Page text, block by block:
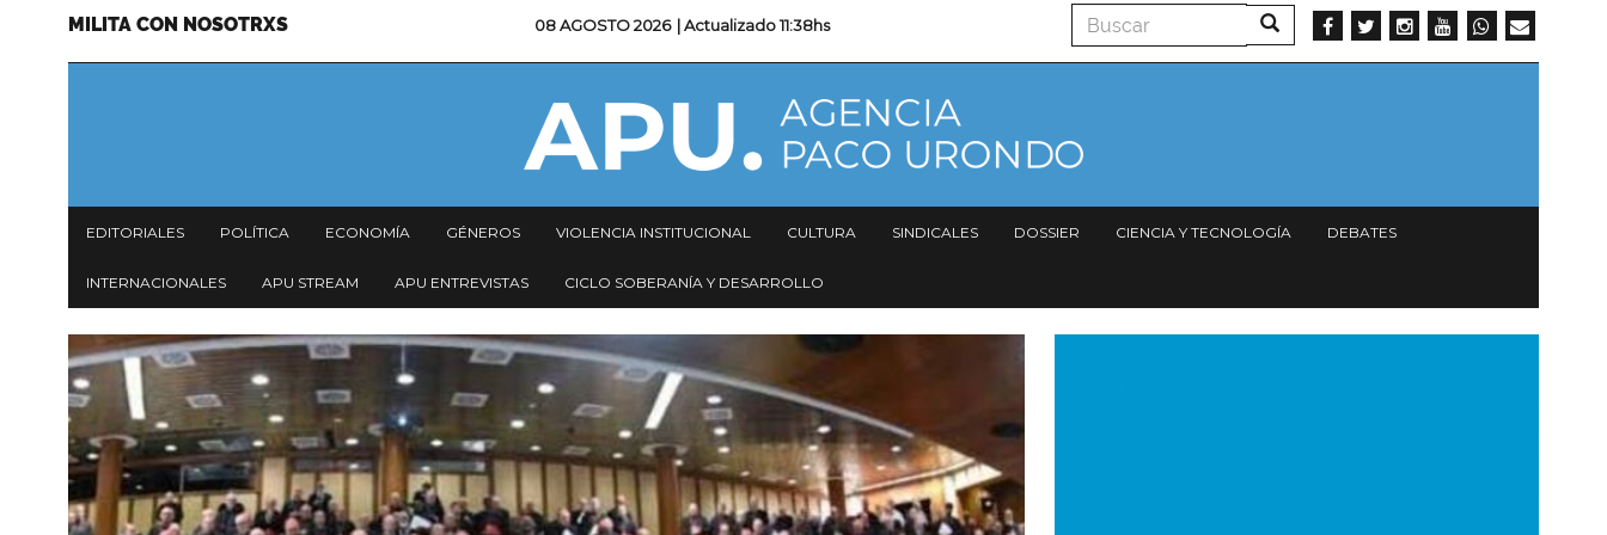
Menu
MILITA CON NOSOTRXS 08 AGOSTO 2026 | Actualizado11:38hs Buscar Buscar
Navegación
principal
EDITORIALES POLÍTICA ECONOMÍA GÉNEROS VIOLENCIA INSTITUCIONAL CULTURA SINDICALES DOSSIER CIENCIA Y TECNOLOGÍA DEBATES
INTERNACIONALES APU STREAM APU ENTREVISTAS CICLO SOBERANÍA Y DESARROLLO
Imagen